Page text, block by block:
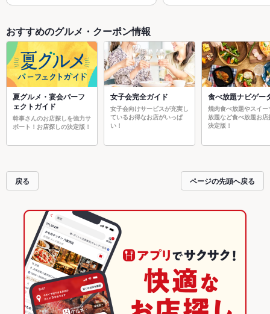
おすすめのグルメ・クーポン情報
夏グルメ・宴会パーフ
ェクトガイド
幹事さんのお店探しを強力サ
ポート！お店探しの決定版！
女子会完全ガイド
女子会向けサービスが充実し
ているお得なお店がいっぱ
い！
食べ放題ナビゲー
焼肉食べ放題やスイー
放題など食べ放題お店
決定版！
戻る ページの先頭へ戻る